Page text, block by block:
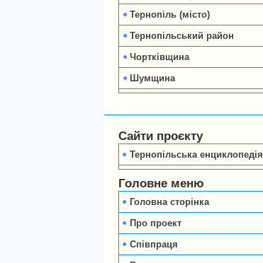
Тернопіль (місто)
Тернопільський район
Чортківщина
Шумщина
Сайти проєкту
Тернопільська енциклопедія
Головне меню
Головна сторінка
Про проект
Співпраця